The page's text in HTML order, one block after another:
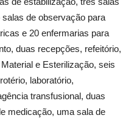
de observação para
e 20 enfermarias para
duas recepções, refeitório,
e Esterilização, seis
laboratório,
transfusional, duas
medicação, uma sala de